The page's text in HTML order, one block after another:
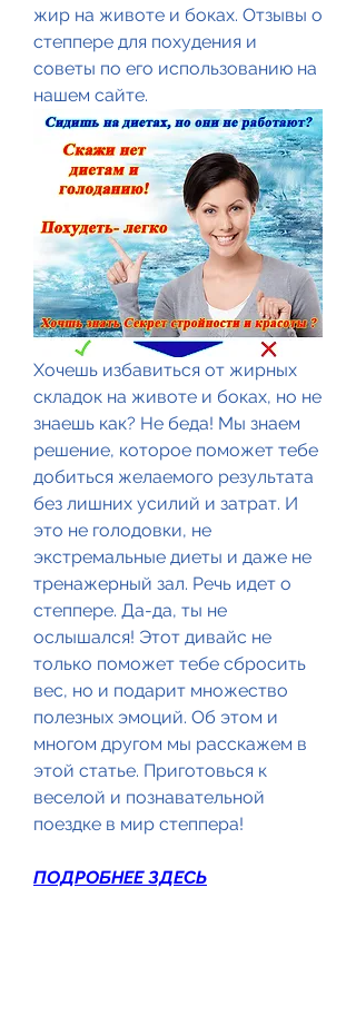
жир на животе и боках. Отзывы о
степпере для похудения и
советы по его использованию на
нашем сайте.
Хочешь избавиться от жирных
складок на животе и боках, но не
знаешь как? Не беда! Мы знаем
решение, которое поможет тебе
добиться желаемого результата
без лишних усилий и затрат. И
это не голодовки, не
экстремальные диеты и даже не
тренажерный зал. Речь идет о
степпере. Да-да, ты не
ослышался! Этот дивайс не
только поможет тебе сбросить
вес, но и подарит множество
полезных эмоций. Об этом и
многом другом мы расскажем в
этой статье. Приготовься к
веселой и познавательной
поездке в мир степпера!
ПОДРОБНЕЕ ЗДЕСЬ